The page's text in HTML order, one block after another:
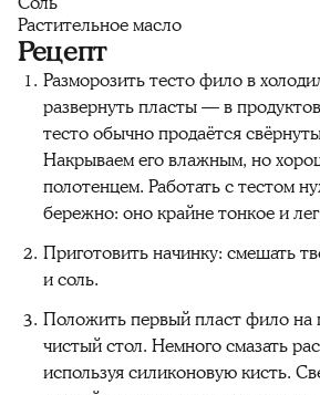
Растительное масло
Рецепт
Разморозить тесто фило в
развернуть пласты — в
тесто обычно продаётся
Накрываем его влажным, но
полотенцем. Работать с тестом
бережно: оно крайне тонкое и
Приготовить начинку: смешать
и соль.
Положить первый пласт фило на
чистый стол. Немного смазать
используя силиконовую кисть.